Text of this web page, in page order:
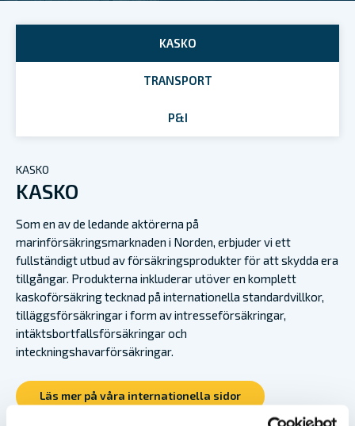
KASKO
TRANSPORT
P&I
KASKO
KASKO
Som en av de ledande aktörerna på
marinförsäkringsmarknaden i Norden, erbjuder vi ett
fullständigt utbud av försäkringsprodukter för att skydda era
tillgångar. Produkterna inkluderar utöver en komplett
kaskoförsäkring tecknad på internationella standardvillkor,
tilläggsförsäkringar i form av intresseförsäkringar,
intäktsbortfallsförsäkringar och
inteckningshavarförsäkringar.
Läs mer på våra internationella sidor